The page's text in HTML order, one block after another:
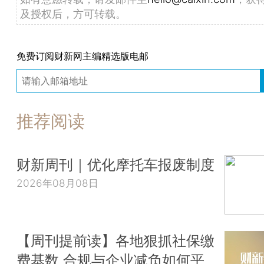
及授权后，方可转载。
免费订阅财新网主编精选版电邮
推荐阅读
财新周刊｜优化摩托车报废制度
2026年08月08日
【周刊提前读】各地狠抓社保缴
费基数 合规与企业减负如何平